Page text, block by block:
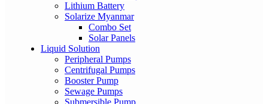
Lithium Battery
Solarize Myanmar
Combo Set
Solar Panels
Liquid Solution
Peripheral Pumps
Centrifugal Pumps
Booster Pump
Sewage Pumps